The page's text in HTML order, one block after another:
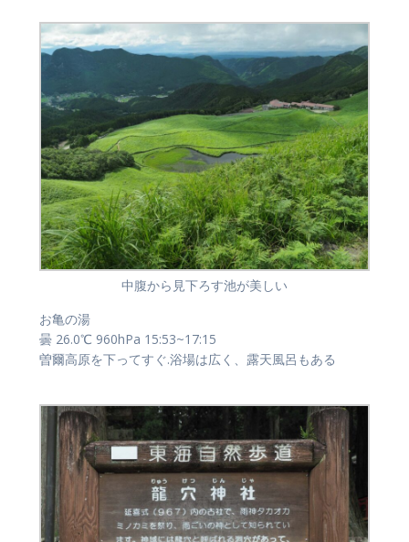
中腹から見下ろす池が美しい
お亀の湯
曇 26.0℃ 960hPa 15:53~17:15
曽爾高原を下ってすぐ.浴場は広く、露天風呂もある